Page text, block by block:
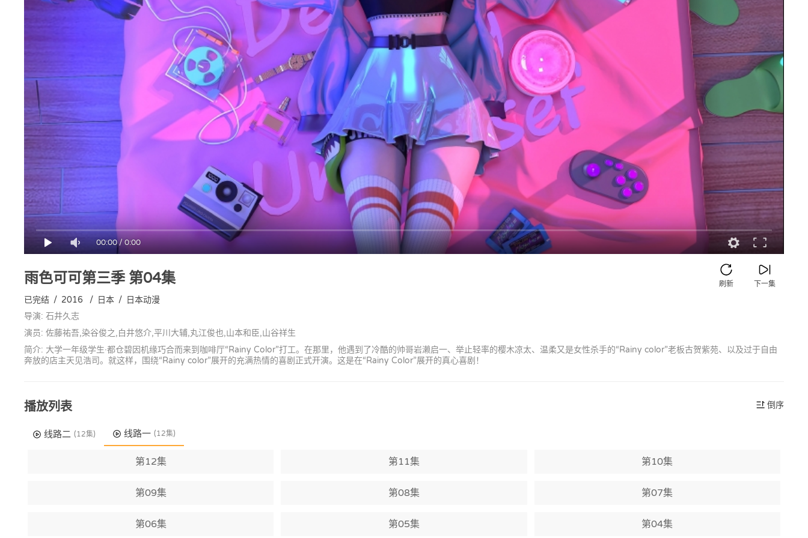
00:00/0:00
雨色可可第三季第04集 下一集
刷新
已完结 / 2016 / 日本 / 日本动漫
导演: 石井久志
演员: 佐藤祐吾,染谷俊之,白井悠介,平川大辅,丸江俊也,山本和臣,山谷祥生
简介: 大学一年级学生·都仓碧因机缘巧合而来到咖啡厅“Rainy Color”打工。在那里，他遇到了冷酷的帅哥岩濑启一、举止轻率的樱木凉太、温柔又是女性杀手的“Rainy color”老板古贺紫苑、以及过于自由
奔放的店主天见浩司。就这样，围绕“Rainy color”展开的充满热情的喜剧正式开演。这是在“Rainy Color”展开的真心喜剧！
播放列表 倒序
线路二 (12集) 线路一 (12集)
第12集 第11集 第10集
第09集 第08集 第07集
第06集 第05集 第04集